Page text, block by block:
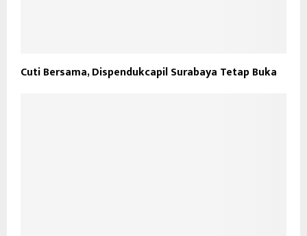
Cuti Bersama, Dispendukcapil Surabaya Tetap Buka